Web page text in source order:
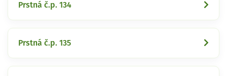
Prstná č.p. 134
Prstná č.p. 135